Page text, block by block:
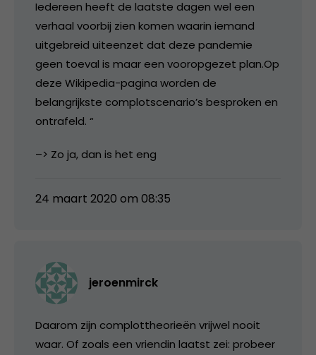
Iedereen heeft de laatste dagen wel een
verhaal voorbij zien komen waarin iemand
uitgebreid uiteenzet dat deze pandemie
geen toeval is maar een vooropgezet plan.Op
deze Wikipedia-pagina worden de
belangrijkste complotscenario’s besproken en
ontrafeld. “
–> Zo ja, dan is het eng
24 maart 2020 om 08:35
jeroenmirck
Daarom zijn complottheorieën vrijwel nooit
waar. Of zoals een vriendin laatst zei: probeer